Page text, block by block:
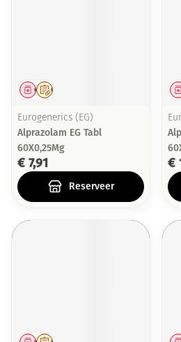
Op voorschrift
Geneesmiddel
Eurogenerics (EG)
Alprazolam EG Tabl
60X0,25Mg
€ 7,91
Reserveer
€